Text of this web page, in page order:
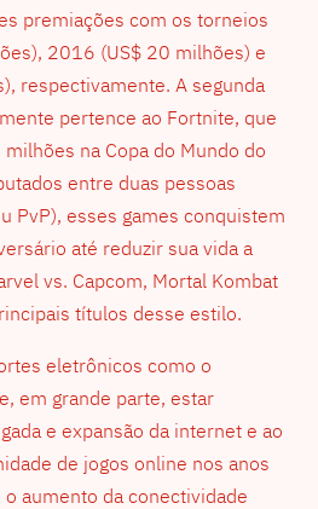
premiações com os torneios
2016 (US$ 20 milhões) e
respectivamente. A segunda
pertence ao Fortnite, que
na Copa do Mundo do
entre duas pessoas
PvP), esses games conquistem
até reduzir sua vida a
vs. Capcom, Mortal Kombat
títulos desse estilo.
eletrônicos como o
em grande parte, estar
e expansão da internet e ao
de jogos online nos anos
aumento da conectividade